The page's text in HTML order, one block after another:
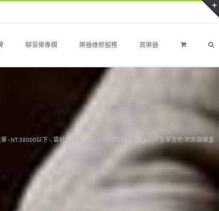
聊音樂專欄 樂器維修服務 買樂器
- NT.38000以下 -, 雲杉木面板 桃花心木側背板 Veelah V7 全單吉他-附原廠硬盒